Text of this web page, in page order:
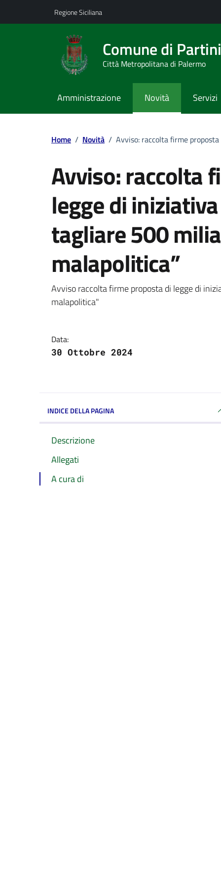
Regione Siciliana
Comune di
Città Metropolitana di Palermo
Amministrazione Novità Servizi
Home / Novità / Avviso: raccolta firme
Avviso: raccolta
legge di
tagliare 500
malapolitica”
Dettagli della
Avviso raccolta firme proposta di legge di
malapolitica"
Data:
30 Ottobre 2024
INDICE DELLA PAGINA
Descrizione
Allegati
A cura di